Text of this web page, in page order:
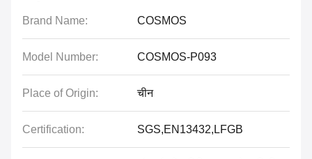
Brand Name: COSMOS
Model Number: COSMOS-P093
Place of Origin: चीन
Certification: SGS,EN13432,LFGB